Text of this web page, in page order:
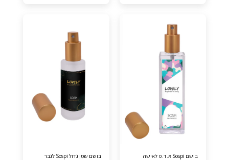
לצורך הבהרה, המוצר אינו
הבהרה, המוצר אינו מקורי.
בושם Sospi א.ד.פ לאישה
בושם שמן גדול Sospi לגבר